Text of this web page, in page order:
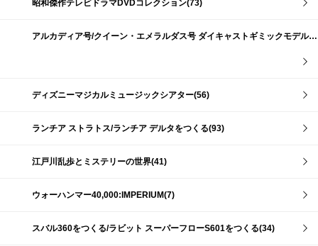
昭和傑作テレビドラマDVDコレクション(73)
アルカディア号/クイーン・エメラルダス号 ダイキャストギミックモデルをつくる(159)
ディズニーマジカルミュージックシアター(56)
ランチア ストラトス/ランチア デルタをつくる(93)
江戸川乱歩とミステリーの世界(41)
ウォーハンマー40,000:IMPERIUM(7)
スバル360をつくる/ラビット スーパーフローS601をつくる(34)